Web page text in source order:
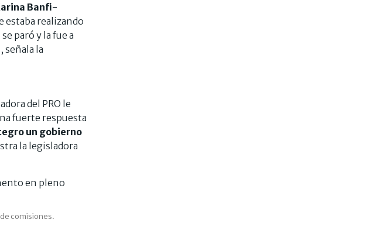
Banfi-
estaba realizando
paró y la fue a
, señala la
del PRO le
fuerte respuesta
un gobierno
la legisladora
comisiones.